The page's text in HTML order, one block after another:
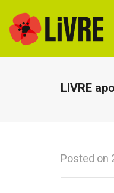
LIVRE
Posted on